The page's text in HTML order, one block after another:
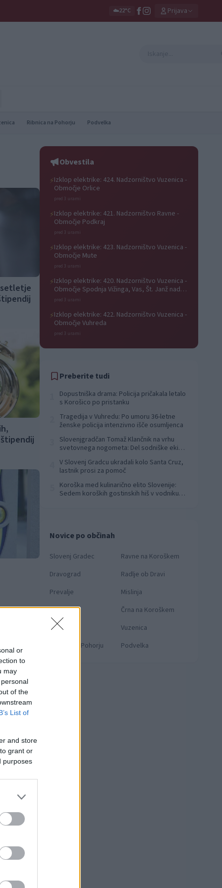
or
to
may
of the
List of
and store
grant or
purposes
☁️22°C Prijava
Ribnica na Pohorju Podvelka
Maja
v
Obvestila
⚡Izklop elektrike: 424. Nadzorništvo Vuzenica -
Območje Orlice
pred 3 urami
⚡Izklop elektrike: 421. Nadzorništvo Ravne -
Območje Podkraj
pred 3 urami
⚡Izklop elektrike: 423. Nadzorništvo Vuzenica -
Območje Mute
pred 3 urami
⚡Izklop elektrike: 420. Nadzorništvo Vuzenica -
Območje Spodnja Vižinga, Vas, Št. Janž nad
Radljami, Suhi Vrh, Dobrava
pred 3 urami
⚡Izklop elektrike: 422. Nadzorništvo Vuzenica -
Območje Vuhreda
pred 3 urami
Preberite tudi
Dopustniška drama: Policija pričakala letalo
s Korošico po pristanku
Tragedija v Vuhredu: Po umoru 36-letne
ženske policija intenzivno išče osumljenca
Slovenjgradčan Tomaž Klančnik na vrhu
svetovnega nogometa: Del sodniške ekipe
V Slovenj Gradcu ukradali kolo Santa Cruz,
lastnik prosi za pomoč
Koroška med kulinarično elito Slovenije:
Sedem koroških gostinskih hiš v vodniku
Novice po občinah
Slovenj Gradec
Ravne na Koroškem
Dravograd
Radlje ob Dravi
Prevalje
Mislinja
Mežica
Črna na Koroškem
Muta
Vuzenica
Ribnica na Pohorju
Podvelka